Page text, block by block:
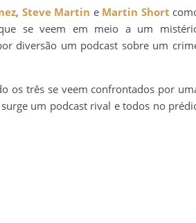
, Steve Martin e Martin Short
se veem em meio a um
diversão um podcast sobre um
os três se veem confrontados por
um podcast rival e todos no